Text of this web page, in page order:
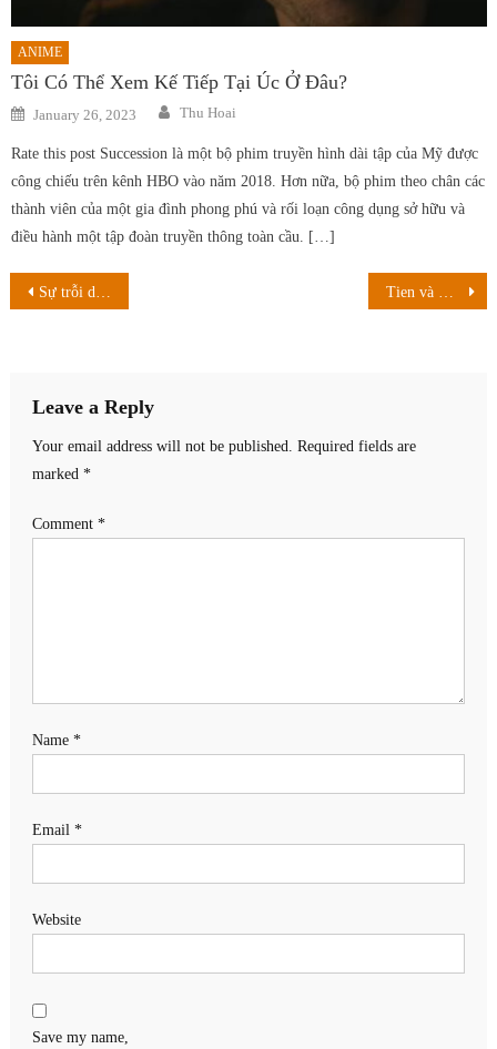
ANIME
Tôi Có Thể Xem Kế Tiếp Tại Úc Ở Đâu?
Posted
on
January 26, 2023 Author
Thu Hoai
Rate this post Succession là một bộ phim truyền hình dài tập của Mỹ được
công chiếu trên kênh HBO vào năm 2018. Hơn nữa, bộ phim theo chân các
thành viên của một gia đình phong phú và rối loạn công dụng sở hữu và
điều hành một tập đoàn truyền thông toàn cầu. […]
Post
Sự trỗi dậy của loài bướm đêm không cánh? Ngày sinh sản và hơn thế nữa!
Leave a Reply
Your email address will not be published. Required fields are
marked *
Comment *
Name *
Email *
Website
Save my name,